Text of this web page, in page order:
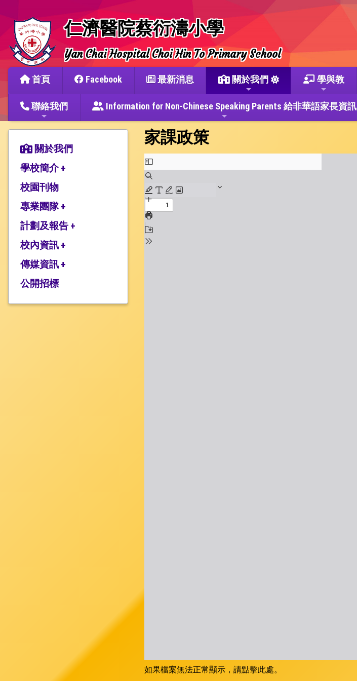
仁濟醫院蔡衍濤小學
Yan Chai Hospital Choi Hin To Primary School
首頁 Facebook 最新消息 關於我們 學與教
聯絡我們 Information for Non-Chinese Speaking Parents 給非華語家長資訊
關於我們
學校簡介 +
辦學宗旨與簡史
仁濟教育簡介
本校捐建人介紹
校監的話
校園刊物
專業團隊 +
教師團隊
行政架構
計劃及報告 +
2025-2026年度計劃
2024-2025年度報告
2024-2025年度計劃
校內資訊 +
學校設施
校服樣式
傳媒資訊 +
媒體報道
公開招標
家課政策
如果檔案無法正常顯示，請點擊此處。